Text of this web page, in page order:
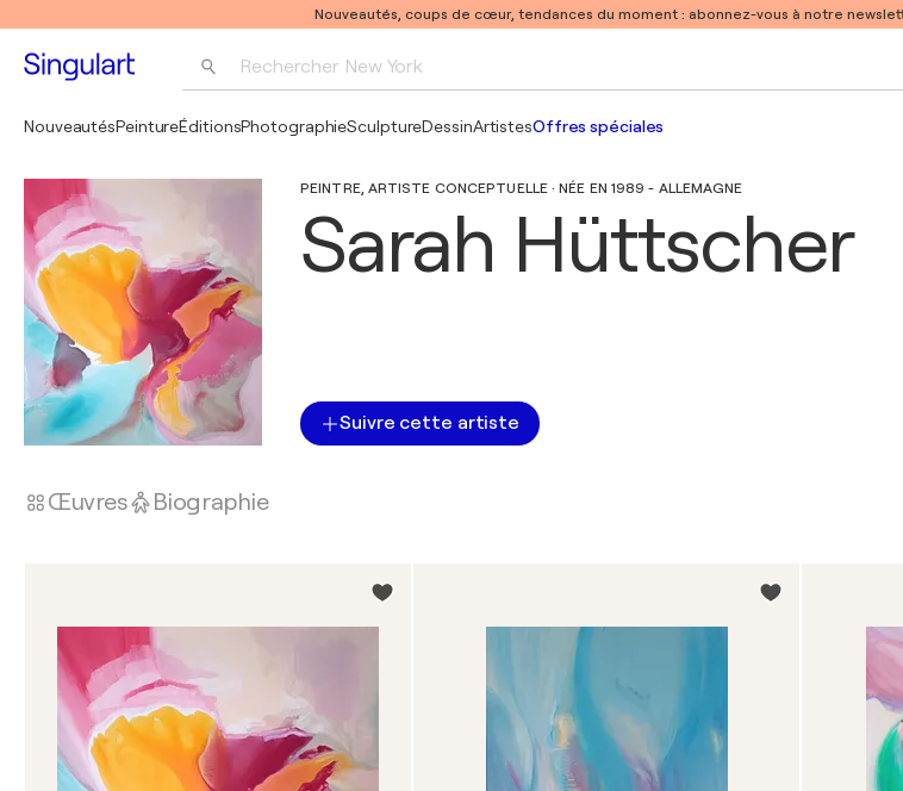
Nouveautés, coups de cœur, tendances du moment : abonnez-vous à notre
Rechercher New York
NouveautésPeintureÉditionsPhotographieSculptureDessinArtistesOffres spéciales
PEINTRE, ARTISTE CONCEPTUELLE · NÉE EN 1989 - ALLEMAGNE
Sarah Hüttscher
Suivre cette artiste
Œuvres Biographie